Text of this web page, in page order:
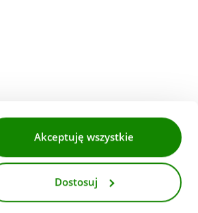
Akceptuję wszystkie
Dostosuj